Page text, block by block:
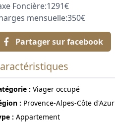
Foncière:1291€
mensuelle:350€
Partager sur facebook
: Viager occupé
: Provence-Alpes-Côte d'Azur
: Appartement